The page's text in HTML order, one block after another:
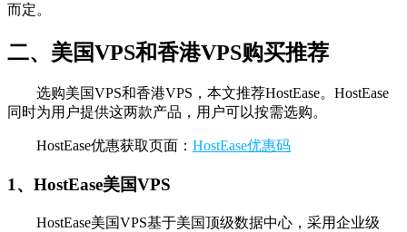
而定。
二、美国VPS和香港VPS购买推荐
选购美国VPS和香港VPS，本文推荐HostEase。HostEase
同时为用户提供这两款产品，用户可以按需选购。
HostEase优惠获取页面： HostEase优惠码
1、HostEase美国VPS
HostEase美国VPS基于美国顶级数据中心，采用企业级